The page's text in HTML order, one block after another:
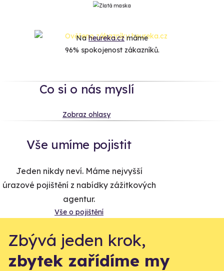
Naheureka.czmáme
96% spokojenost zákazníků.
Co si o nás myslí
Zobraz ohlasy
Vše umíme pojistit
Jeden nikdy neví. Máme nejvyšší
úrazové pojištění z nabídky zážitkových
agentur.
Vše o pojištění
Zbývá jeden krok,
zbytek zařídíme my